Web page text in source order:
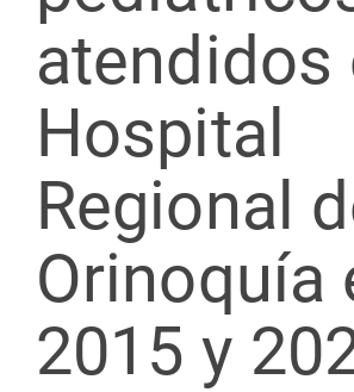
atendidos
Hospital
Regional
Orinoquía
2015 y